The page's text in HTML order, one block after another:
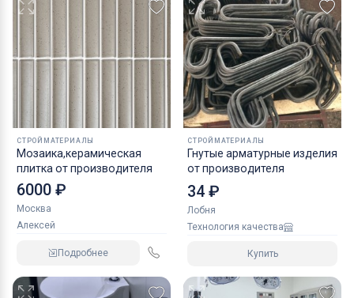
СТРОЙМАТЕРИАЛЫ
Мозаика,керамическая
плитка от производителя
6000 ₽
Москва
Алексей
Подробнее
СТРОЙМАТЕРИАЛЫ
Гнутые арматурные изделия
от производителя
34 ₽
Лобня
Технология качества
Купить